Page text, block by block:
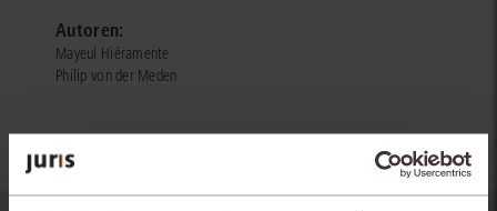
Autoren:
Mayeul Hiéramente
Philip von der Meden